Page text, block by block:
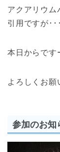
アクアリウム
引用ですが･･･
本日からです
よろしくお
参加のお知